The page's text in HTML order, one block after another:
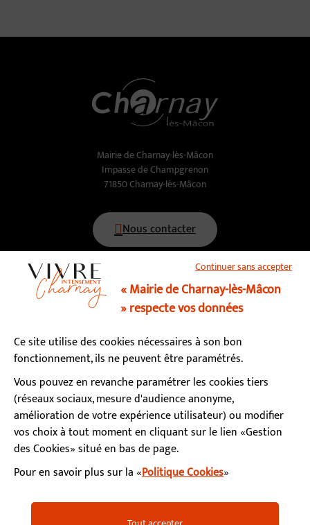
Mairie de Charnay-lès-Mâcon
Impasse de Champgrenon
71850 Charnay-lès-Mâcon
Nous contacter
03 85 34 15 70
Lundi, mardi, mercredi, vendredi : 9h - 12h / 13h - 17h
Jeudi : fermé le matin / 13h - 17h
Samedi : 9h - 12h (permanence état-civil)
S’abonner à la newsletter
FacebookInstagram
YouTubeLinkedInCalaméo
Mentions légalesAccessibilité
Continuer sans accepter
« Mairie de Charnay-lès-Mâcon
» respecte vos données
Ce site utilise des cookies nécessaires à son bon
fonctionnement, ils ne peuvent être paramétrés.
Vous pouvez en revanche paramétrer les cookies tiers
(réseaux sociaux, mesure d'audience anonyme,
amélioration de votre expérience utilisateur) ou modifier
vos choix à tout moment en cliquant sur le lien «Gestion
des Cookies» situé en bas de page.
Pour en savoir plus sur la «Politique Cookies»